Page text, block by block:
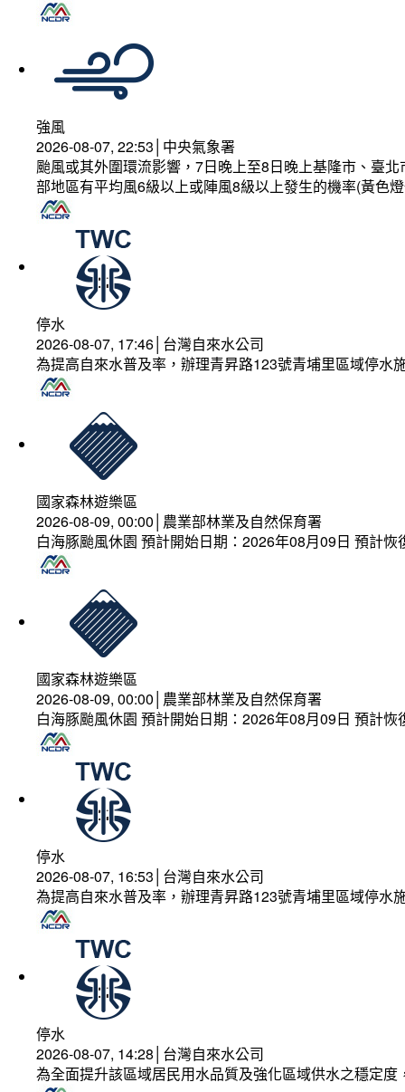
強風
2026-08-07, 22:53│中央氣象署
颱風或其外圍環流影響，7日晚上至8日晚上基隆市、臺
部地區有平均風6級以上或陣風8級以上發生的機率(黃色
停水
2026-08-07, 17:46│台灣自來水公司
為提高自來水普及率，辦理青昇路123號青埔里區域停水
國家森林遊樂區
2026-08-09, 00:00│農業部林業及自然保育署
白海豚颱風休園 預計開始日期：2026年08月09日 預計
國家森林遊樂區
2026-08-09, 00:00│農業部林業及自然保育署
白海豚颱風休園 預計開始日期：2026年08月09日 預計
停水
2026-08-07, 16:53│台灣自來水公司
為提高自來水普及率，辦理青昇路123號青埔里區域停水
停水
2026-08-07, 14:28│台灣自來水公司
為全面提升該區域居民用水品質及強化區域供水之穩定